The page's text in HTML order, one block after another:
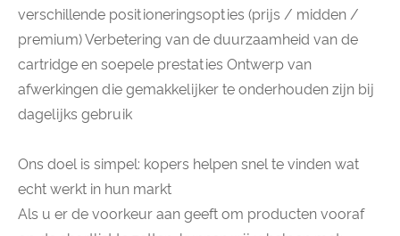
verschillende positioneringsopties (prijs / midden /
premium) Verbetering van de duurzaamheid van de
cartridge en soepele prestaties Ontwerp van
afwerkingen die gemakkelijker te onderhouden zijn bij
dagelijks gebruik
Ons doel is simpel: kopers helpen snel te vinden wat
echt werkt in hun markt
Als u er de voorkeur aan geeft om producten vooraf